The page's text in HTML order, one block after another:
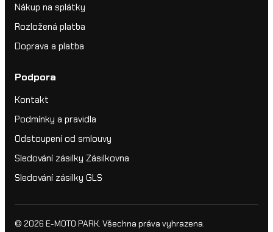
Nákup na splátky
Rozložená platba
Doprava a platba
Podpora
Kontakt
Podmínky a pravidla
Odstoupení od smlouvy
Sledování zásilky Zásilkovna
Sledování zásilky GLS
© 2026 E-MOTO PARK. Všechna práva vyhrazena.